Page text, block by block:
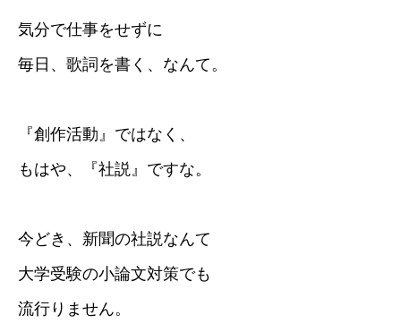
気分で仕事をせずに
毎日、歌詞を書く、なんて。
『創作活動』ではなく、
もはや、『社説』ですな。
今どき、新聞の社説なんて
大学受験の小論文対策でも
流行りません。